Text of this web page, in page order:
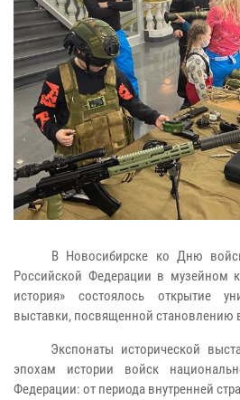
В Новосибирске ко Дню войск
Российской Федерации в музейном
история» состоялось открытие
выставки, посвященной становлению
Экспонаты исторической
эпохам истории войск
Федерации: от периода внутренней